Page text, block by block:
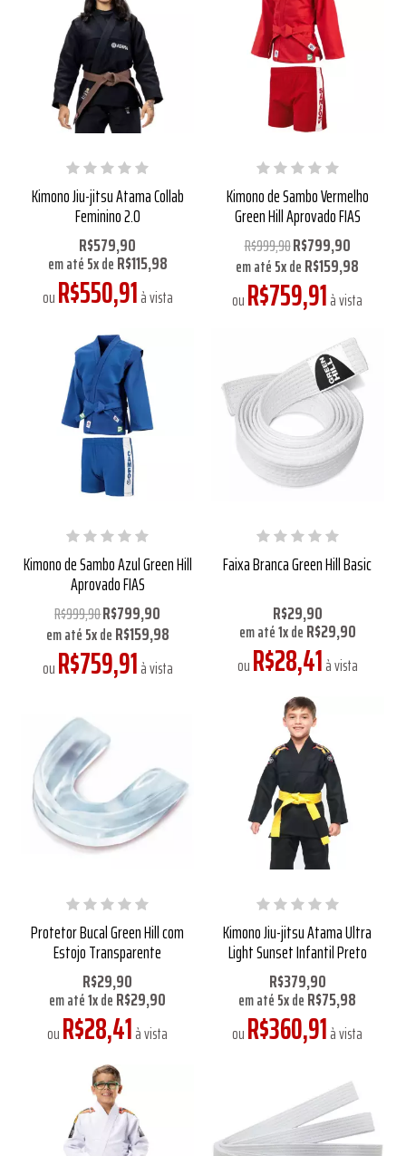
Kimono Jiu-jitsu Atama Collab
Feminino 2.0
R$579,90
em até5xdeR$115,98
ouR$550,91à vista
Kimono de Sambo Vermelho
Green Hill Aprovado FIAS
R$999,90R$799,90
em até5xdeR$159,98
ouR$759,91à vista
Kimono de Sambo Azul Green Hill
Aprovado FIAS
R$999,90R$799,90
em até5xdeR$159,98
ouR$759,91à vista
Faixa Branca Green Hill Basic
R$29,90
em até1xdeR$29,90
ouR$28,41à vista
Protetor Bucal Green Hill com
Estojo Transparente
R$29,90
em até1xdeR$29,90
ouR$28,41à vista
Kimono Jiu-jitsu Atama Ultra
Light Sunset Infantil Preto
R$379,90
em até5xdeR$75,98
ouR$360,91à vista